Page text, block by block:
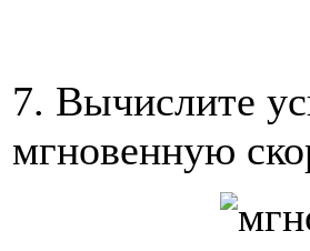
7. Вычислите
мгновенную